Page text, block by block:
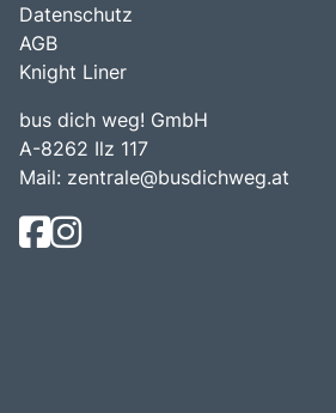
Datenschutz
AGB
Knight Liner
bus dich weg! GmbH
A-8262 Ilz 117
Mail: zentrale@busdichweg.at